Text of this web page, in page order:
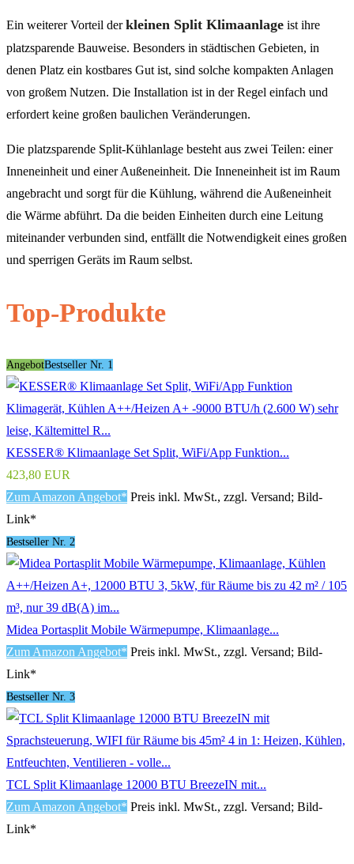
Ein weiterer Vorteil derkleinen Split Klimaanlage ist ihre
platzsparende Bauweise. Besonders in städtischen Gebieten, in
denen Platz ein kostbares Gut ist, sind solche kompakten Anlagen
von großem Nutzen. Die Installation ist in der Regel einfach und
erfordert keine großen baulichen Veränderungen.
Die platzsparende Split-Kühlanlage besteht aus zwei Teilen: einer
Inneneinheit und einer Außeneinheit. Die Inneneinheit ist im Raum
angebracht und sorgt für die Kühlung, während die Außeneinheit
die Wärme abführt. Da die beiden Einheiten durch eine Leitung
miteinander verbunden sind, entfällt die Notwendigkeit eines großen
und sperrigen Geräts im Raum selbst.
Top-Produkte
AngebotBestseller Nr. 1
KESSER® Klimaanlage Set Split, WiFi/App Funktion...
423,80 EUR
Zum Amazon Angebot* Preis inkl. MwSt., zzgl. Versand; Bild-
Link*
Bestseller Nr. 2
Midea Portasplit Mobile Wärmepumpe, Klimaanlage...
Zum Amazon Angebot* Preis inkl. MwSt., zzgl. Versand; Bild-
Link*
Bestseller Nr. 3
TCL Split Klimaanlage 12000 BTU BreezeIN mit...
Zum Amazon Angebot* Preis inkl. MwSt., zzgl. Versand; Bild-
Link*